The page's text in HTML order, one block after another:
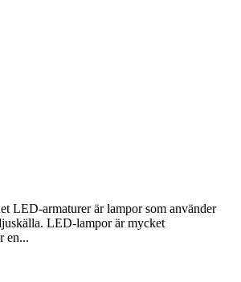
LED-armaturer är lampor som använder
LED-lampor är mycket
en...